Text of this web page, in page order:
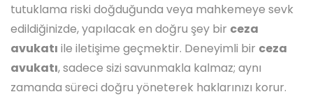
tutuklama riski doğduğunda veya mahkemeye sevk
edildiğinizde, yapılacak en doğru şey bir ceza
avukatı ile iletişime geçmektir. Deneyimli bir ceza
avukatı, sadece sizi savunmakla kalmaz; aynı
zamanda süreci doğru yöneterek haklarınızı korur.